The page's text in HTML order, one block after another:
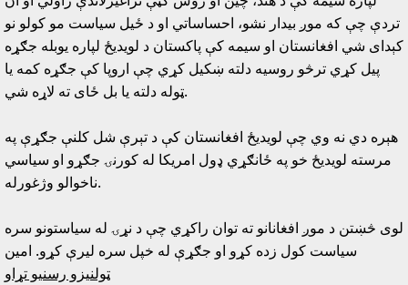
تردې چې که موږ بيدار نشو، احساساتي او د ځيل سياست مو کولو نو
کېداى شي افغانستان او سيمه کې پاکستان د لويديځ لپاره يوبله جګړه
پيل کړي ترڅو روسيه دلته ښکيل کړي چې اروپا کې جګړه کمه يا
ټوله دلته يا بل ځاى ته لاړه شي.
هېره دي نه وي چې لويديځ افغانستان کې د تېرې شل کلنې جګړې په
مرسته لويديځ خو په ځانګړي ډول امريکا له کورنۍ جګړو او سياسي
ناخوالو وژغورله.
لوى څښتن د موږ افغانانو ته توان راکړي چې د نړۍ له سياستونو سره
سياست کول زده کړو او جګړې له خپل سره ليرې کړو. امين
ټولنيزو رسنيو تړاو